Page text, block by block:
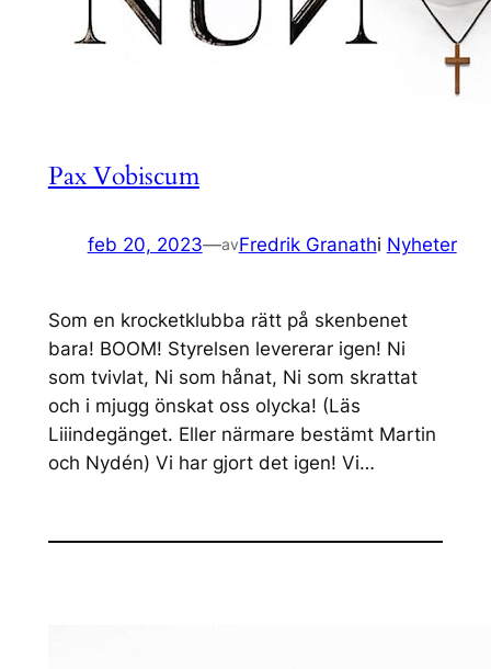
Pax Vobiscum
feb 20, 2023—avFredrik Granathi Nyheter
Som en krocketklubba rätt på skenbenet
bara! BOOM! Styrelsen levererar igen! Ni
som tvivlat, Ni som hånat, Ni som skrattat
och i mjugg önskat oss olycka! (Läs
Liiindegänget. Eller närmare bestämt Martin
och Nydén) Vi har gjort det igen! Vi…